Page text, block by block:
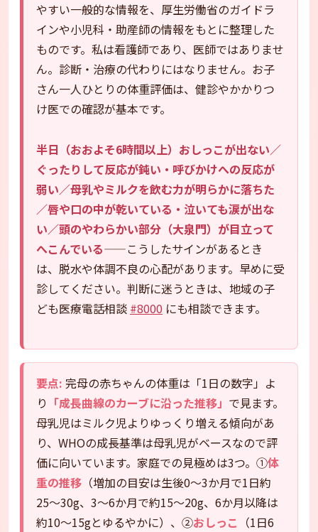
やすい一般的な情報を、厚生労働省のガイドラ
インや小児科・助産師の情報をもとに整理した
ものです。私は看護師であり、医師ではありませ
ん。診断・治療の代わりにはなりません。お子
さん一人ひとりの体重評価は、健診やかかりつ
け医での確認が基本です。
半日（おおよそ6時間以上）おしっこが出ない／
ぐったりして反応が鈍い・呼びかけへの反応が
弱い／母乳やミルクを飲む力が明らかに落ちた
／唇や口の中が乾いている・泣いても涙が出な
い／頭のやわらかい部分（大泉門）が目立って
へこんでいる——こうしたサインがあるとき
は、脱水や体調不良の心配があります。早めに受
診してください。判断に迷うときは、地域の子
ども医療電話相談 #8000 にも相談できます。
要点: 完母の赤ちゃんの体重は「1日の数字」よ
り 「成長曲線のカーブに沿った推移」 で見ます。
母乳児はミルク児よりゆっくり増える傾向があ
り、WHOの成長基準は母乳児がベースなので評
価に向いています。家庭での見極めは3つ。①体
重の推移 （増加の目安は生後0〜3か月で1日約
25〜30g、3〜6か月で約15〜20g、6か月以降は
約10〜15gとゆるやかに）、②おしっこ （1日6